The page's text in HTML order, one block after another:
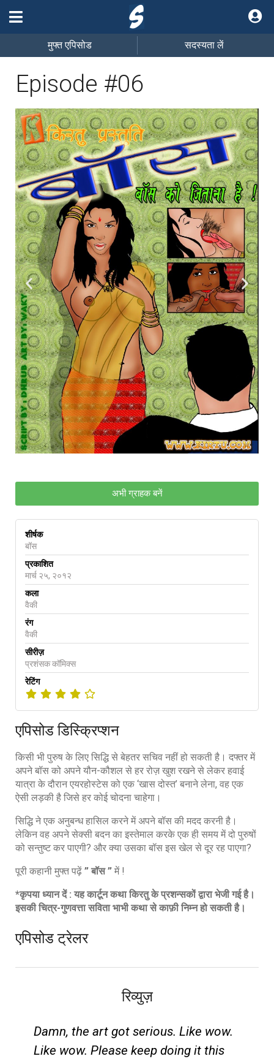
मुफ्त एपिसोड सदस्यता लें
Episode #06
अभी ग्राहक बनें
शीर्षक
बॉस
प्रकाशित
मार्च २५, २०१२
कला
वैकी
रंग
वैकी
सीरीज़
प्रशंसक कॉमिक्स
रेटिंग
एपिसोड डिस्क्रिप्शन
किसी भी पुरुष के लिए सिद्धि से बेहतर सचिव नहीं हो सकती है। दफ्तर में
अपने बॉस को अपने यौन-कौशल से हर रोज़ खुश रखने से लेकर हवाई
यात्रा के दौरान एयरहोस्टेस को एक ‘खास दोस्त’ बनाने लेना, वह एक
ऐसी लड़की है जिसे हर कोई चोदना चाहेगा।
सिद्धि ने एक अनुबन्ध हासिल करने में अपने बॉस की मदद करनी है।
लेकिन वह अपने सेक्सी बदन का इस्तेमाल करके एक ही समय में दो पुरुषों
को सन्तुष्ट कर पाएगी? और क्या उसका बॉस इस खेल से दूर रह पाएगा?
पूरी कहानी मुफ्त पढ़ें ” बॉस ” में !
*कृपया ध्यान दें : यह कार्टून कथा किरतु के प्रशन्सकों द्वारा भेजी गई है।
इसकी चित्र-गुणवत्ता सविता भाभी कथा से काफ़ी निम्न हो सकती है।
एपिसोड ट्रेलर
रिव्युज़
wow.
it this
Those Seductive Perfect Curves of
Savita Bhabhi in Sexy Saree are So